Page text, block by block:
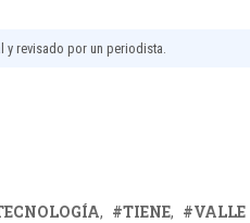
y revisado por un periodista.
TIENE VALLE